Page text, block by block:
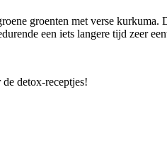
groenten met verse
een iets langere tijd zeer
de detox-receptjes!